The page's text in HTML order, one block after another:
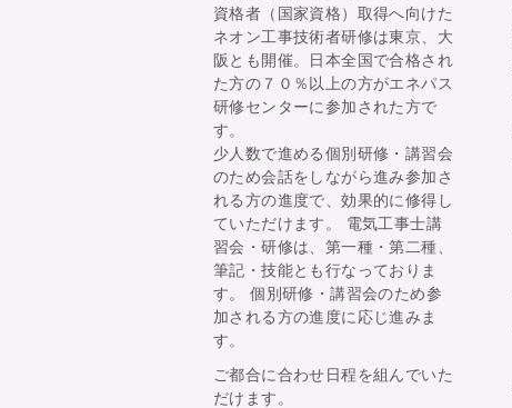
資格者（国家資格）取得へ向けた
ネオン工事技術者研修は東京、大
阪とも開催。日本全国で合格され
た方の７０％以上の方がエネパス
研修センターに参加された方で
す。
少人数で進める個別研修・講習会
のため会話をしながら進み参加さ
れる方の進度で、効果的に修得し
ていただけます。 電気工事士講
習会・研修は、第一種・第二種、
筆記・技能とも行なっておりま
す。 個別研修・講習会のため参
加される方の進度に応じ進みま
す。
ご都合に合わせ日程を組んでいた
だけます。